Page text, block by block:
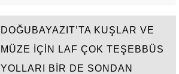
DOĞUBAYAZIT’TA KUŞLAR VE
MÜZE İÇİN LAF ÇOK TEŞEBBÜS
YOLLARI BİR DE SONDAN